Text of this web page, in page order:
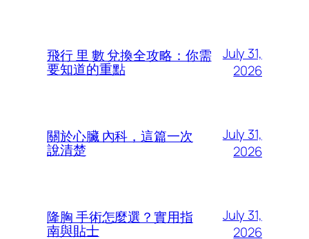
飛行 里 數 兌換全攻略：你需
要知道的重點
July 31,
2026
關於心臟 內科，這篇一次
說清楚
July 31,
2026
隆胸 手術怎麼選？實用指
南與貼士
July 31,
2026